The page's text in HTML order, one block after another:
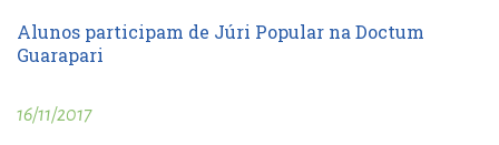
Alunos participam de Júri Popular na Doctum
Guarapari
16/11/2017